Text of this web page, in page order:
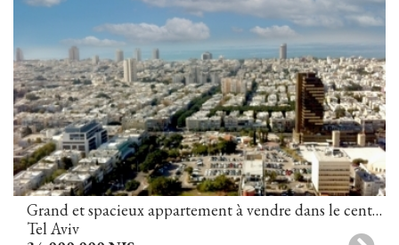
Grand et spacieux appartement à vendre dans le centre de Tel-Aviv
Tel Aviv